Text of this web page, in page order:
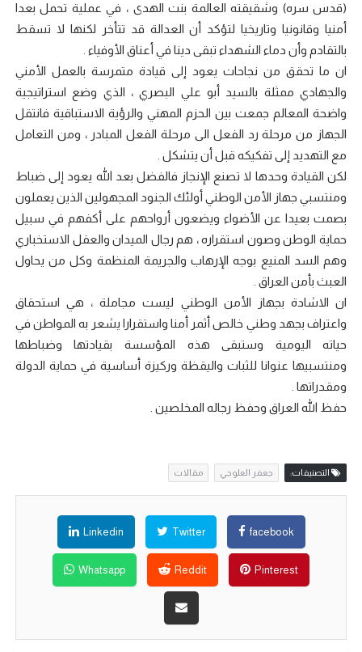
(قدس سره) وشقيقته العالمة بنت الهدى ، في عملية تحمل بعدا
أمنيا وقانونيا وتاريخيا لتؤكد أن العدالة قد تتأخر لكنها لا تسقط
بالتقادم وأن دماء الشهداء تبقى دينا في أعناق الأوفياء .
ان ما تحقق من نجاحات يعود إلى قيادة متمرسة بالعمل الأمني
والجهادي ممثلة بالسيد أبو علي البصري ، الذي وضع استراتيجية
واضحة المعالم جمعت بين الحزم المهني والرؤية الاستباقية فانتقل
الجهاز من مرحلة رد الفعل الى مرحلة الفعل المبادر ، ومن التعامل
مع التهديد إلى تفكيكه قبل أن يتشكل .
لكن القيادة وحدها لا تصنع الإنجاز فالفضل بعد الله يعود إلى ضباط
ومنتسبي جهاز الأمن الوطني أولئك الجنود المجهولين الذين يعملون
بصمت بعيدا عن الأضواء ويضعون أرواحهم على أكفهم في سبيل
حماية الوطن وصون استقراره ، هم رجال الميدان والعقل الاستخباري
وهم السد المنيع بوجه الإرهاب والجريمة المنظمة وكل من يحاول
العبث بأمن العراق .
ان الاشادة بجهاز الأمن الوطني ليست مجاملة ، هي استحقاق
واعتراف بجهد وطني خالص أثمر أمنا واستقرارا يشعر به المواطن في
حياته اليومية وستبقى هذه المؤسسة بقيادتها وضباطها
ومنتسبيها عنوانا للثبات واليقظة وركيزة أساسية في حماية الدولة
ومقدراتها .
حفظ الله العراق وحفظ رجاله المخلصين .
التصنيفات: جعفر العلوجي مقالات
facebook
Twitter
Linkedin
Pinterest
Reddit
Whatsapp